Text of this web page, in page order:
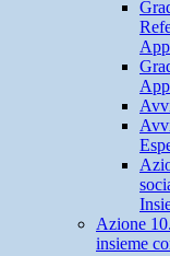
Azione
insieme